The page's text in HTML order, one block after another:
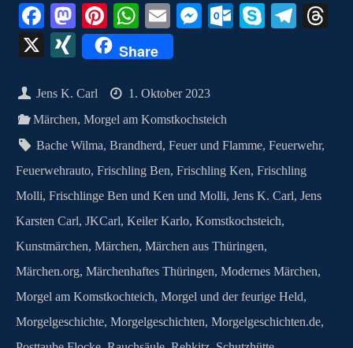
Fa
ce
bo
ok
M
as
to
do
n
Pi
nt
er
es
t
W
ha
ts
A
pp
E
m
ail
M
ng
er
O
o
m
S
Te
X
X
N
G
Share
Jens K. Carl
1. Oktober 2023
Märchen,Morgel am Komstkochsteich
Bache Wilma,Brandherd,Feuer und Flamme,Feuerwehr,
Feuerwehrauto, Frischling Ben, Frischling Ken, Frischling
Molli, Frischlinge Ben und Ken und Molli, Jens K. Carl, Jens
Karsten Carl, JKCarl, Keiler Karlo, Komstkochsteich,
Kunstmärchen, Märchen, Märchen aus Thüringen,
Märchen.org, Märchenhaftes Thüringen, Modernes Märchen,
Morgel am Komstkochteich, Morgel und der feurige Held,
Morgelgeschichte, Morgelgeschichten, Morgelgeschichten.de,